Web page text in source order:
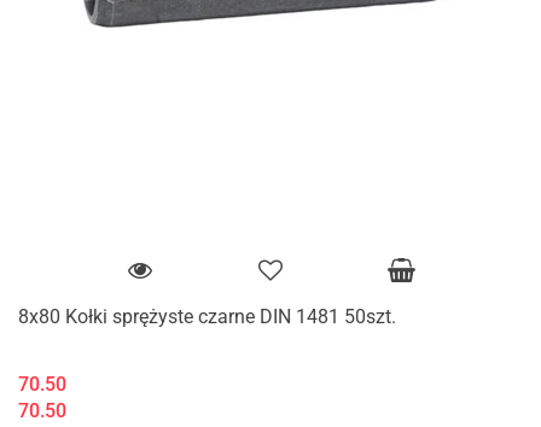
8x80 Kołki sprężyste czarne DIN 1481 50szt.
70.50
70.50